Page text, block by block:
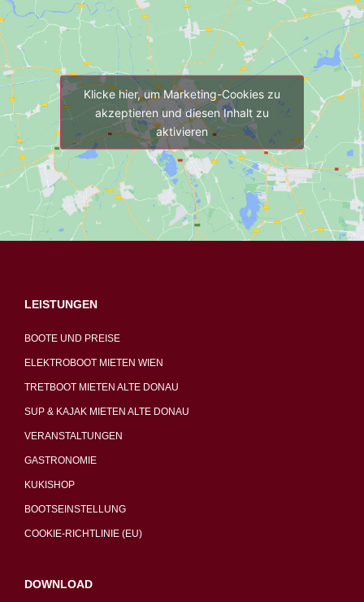
Klicke hier, um Marketing-Cookies zu
akzeptieren und diesen Inhalt zu
aktivieren
LEISTUNGEN
BOOTE UND PREISE
ELEKTROBOOT MIETEN WIEN
TRETBOOT MIETEN ALTE DONAU
SUP & KAJAK MIETEN ALTE DONAU
VERANSTALTUNGEN
GASTRONOMIE
KUKISHOP
BOOTSEINSTELLUNG
COOKIE-RICHTLINIE (EU)
DOWNLOAD